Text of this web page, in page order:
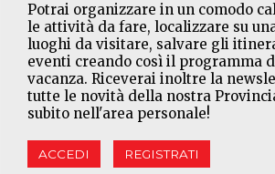
Potrai organizzare in un comodo
le attività da fare, localizzare su
luoghi da visitare, salvare gli
eventi creando così il programma
vacanza. Riceverai inoltre la
tutte le novità della nostra
subito nell'area personale!
ACCEDI REGISTRATI